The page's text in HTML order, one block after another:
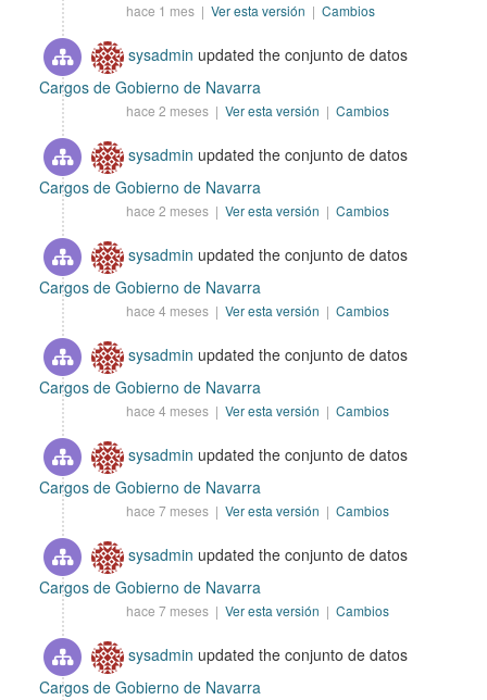
hace 1 mes | Ver esta versión | Cambios
sysadmin updated the conjunto de datos
Cargos de Gobierno de Navarra
hace 2 meses | Ver esta versión | Cambios
sysadmin updated the conjunto de datos
Cargos de Gobierno de Navarra
hace 2 meses | Ver esta versión | Cambios
sysadmin updated the conjunto de datos
Cargos de Gobierno de Navarra
hace 4 meses | Ver esta versión | Cambios
sysadmin updated the conjunto de datos
Cargos de Gobierno de Navarra
hace 4 meses | Ver esta versión | Cambios
sysadmin updated the conjunto de datos
Cargos de Gobierno de Navarra
hace 7 meses | Ver esta versión | Cambios
sysadmin updated the conjunto de datos
Cargos de Gobierno de Navarra
hace 7 meses | Ver esta versión | Cambios
sysadmin updated the conjunto de datos
Cargos de Gobierno de Navarra